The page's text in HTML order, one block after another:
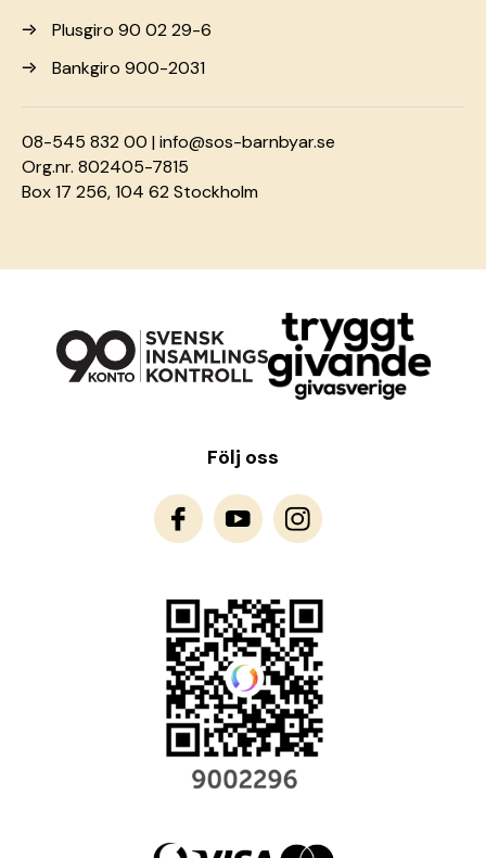
Plusgiro 90 02 29-6
Bankgiro 900-2031
08-545 832 00 |info@sos-barnbyar.se
Org.nr. 802405-7815
Box 17 256, 104 62 Stockholm
Följ oss